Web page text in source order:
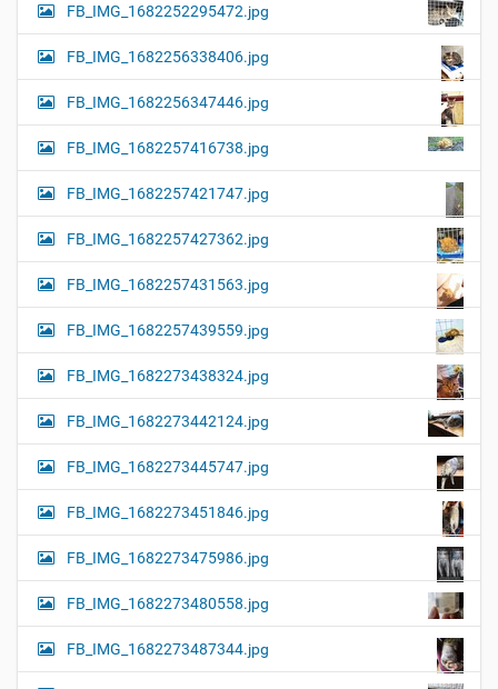
FB_IMG_1682252295472.jpg
FB_IMG_1682256338406.jpg
FB_IMG_1682256347446.jpg
FB_IMG_1682257416738.jpg
FB_IMG_1682257421747.jpg
FB_IMG_1682257427362.jpg
FB_IMG_1682257431563.jpg
FB_IMG_1682257439559.jpg
FB_IMG_1682273438324.jpg
FB_IMG_1682273442124.jpg
FB_IMG_1682273445747.jpg
FB_IMG_1682273451846.jpg
FB_IMG_1682273475986.jpg
FB_IMG_1682273480558.jpg
FB_IMG_1682273487344.jpg